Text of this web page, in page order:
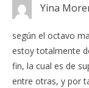
Yina
según el octavo
estoy totalmente
fin, la cual es de
entre otras, y por